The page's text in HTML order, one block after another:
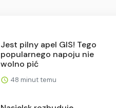
Jest pilny apel GIS! Tego
popularnego napoju nie
wolno pić
48 minut temu